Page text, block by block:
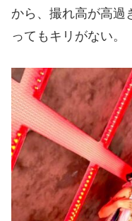
から、撮れ高が高過
ってもキリがない。